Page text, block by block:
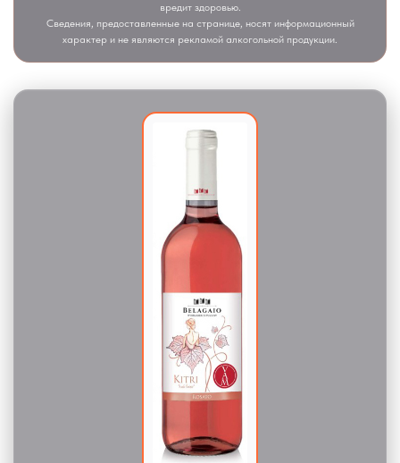
вредит здоровью.
Сведения, предоставленные на странице, носят информационный
характер и не являются рекламой алкогольной продукции.